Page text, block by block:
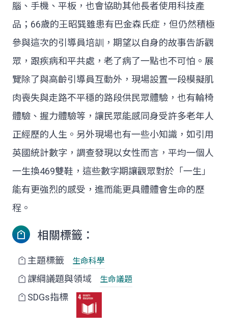
腦、手機、平板，也會協助其他長者使用科技產
品；66歲的王昭巽雖患有巴金森氏症，但仍然積極
參與這次的引導員培訓，期望以自身的故事告訴觀
眾，跟疾病和平共處，老了病了一點也不可怕。展
覽除了與高齡引導員互動外，現場設置一段模擬肌
肉喪失與走路不平穩的路段供民眾體驗，也有輪椅
體驗、握力體驗等，讓民眾能感同身受許多老年人
正經歷的人生。另外現場也有一些小知識，如引用
英國統計數字，調查發現以女性而言，平均一個人
一生換469雙鞋，這些數字期讓觀眾對於「一生」
能有更強烈的感受，進而能更具體體會生命的歷
程。
相關標籤：
主題標籤 生命科學
課綱議題與領域 生命議題
SDGs指標